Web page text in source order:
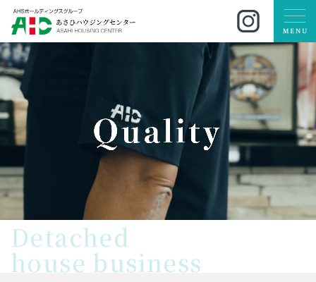
Detached
house business